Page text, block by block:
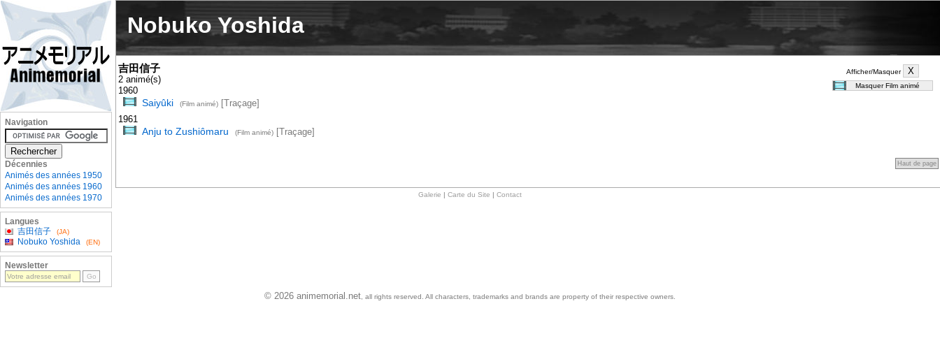
Nobuko Yoshida
Afficher/Masquer
吉田信子
2 animé(s)
1960
Saiyûki (Film animé)[Traçage]
1961
Anju to Zushiômaru (Film animé)[Traçage]
Haut de page
Galerie Carte du Site Contact
Navigation
Décennies
Animés des années 1950
Animés des années 1960
Animés des années 1970
Langues
吉田信子
(JA)
Nobuko Yoshida (EN)
Newsletter
© 2026 animemorial.net , all rights reserved. All characters, trademarks and brands are property of their respective owners.